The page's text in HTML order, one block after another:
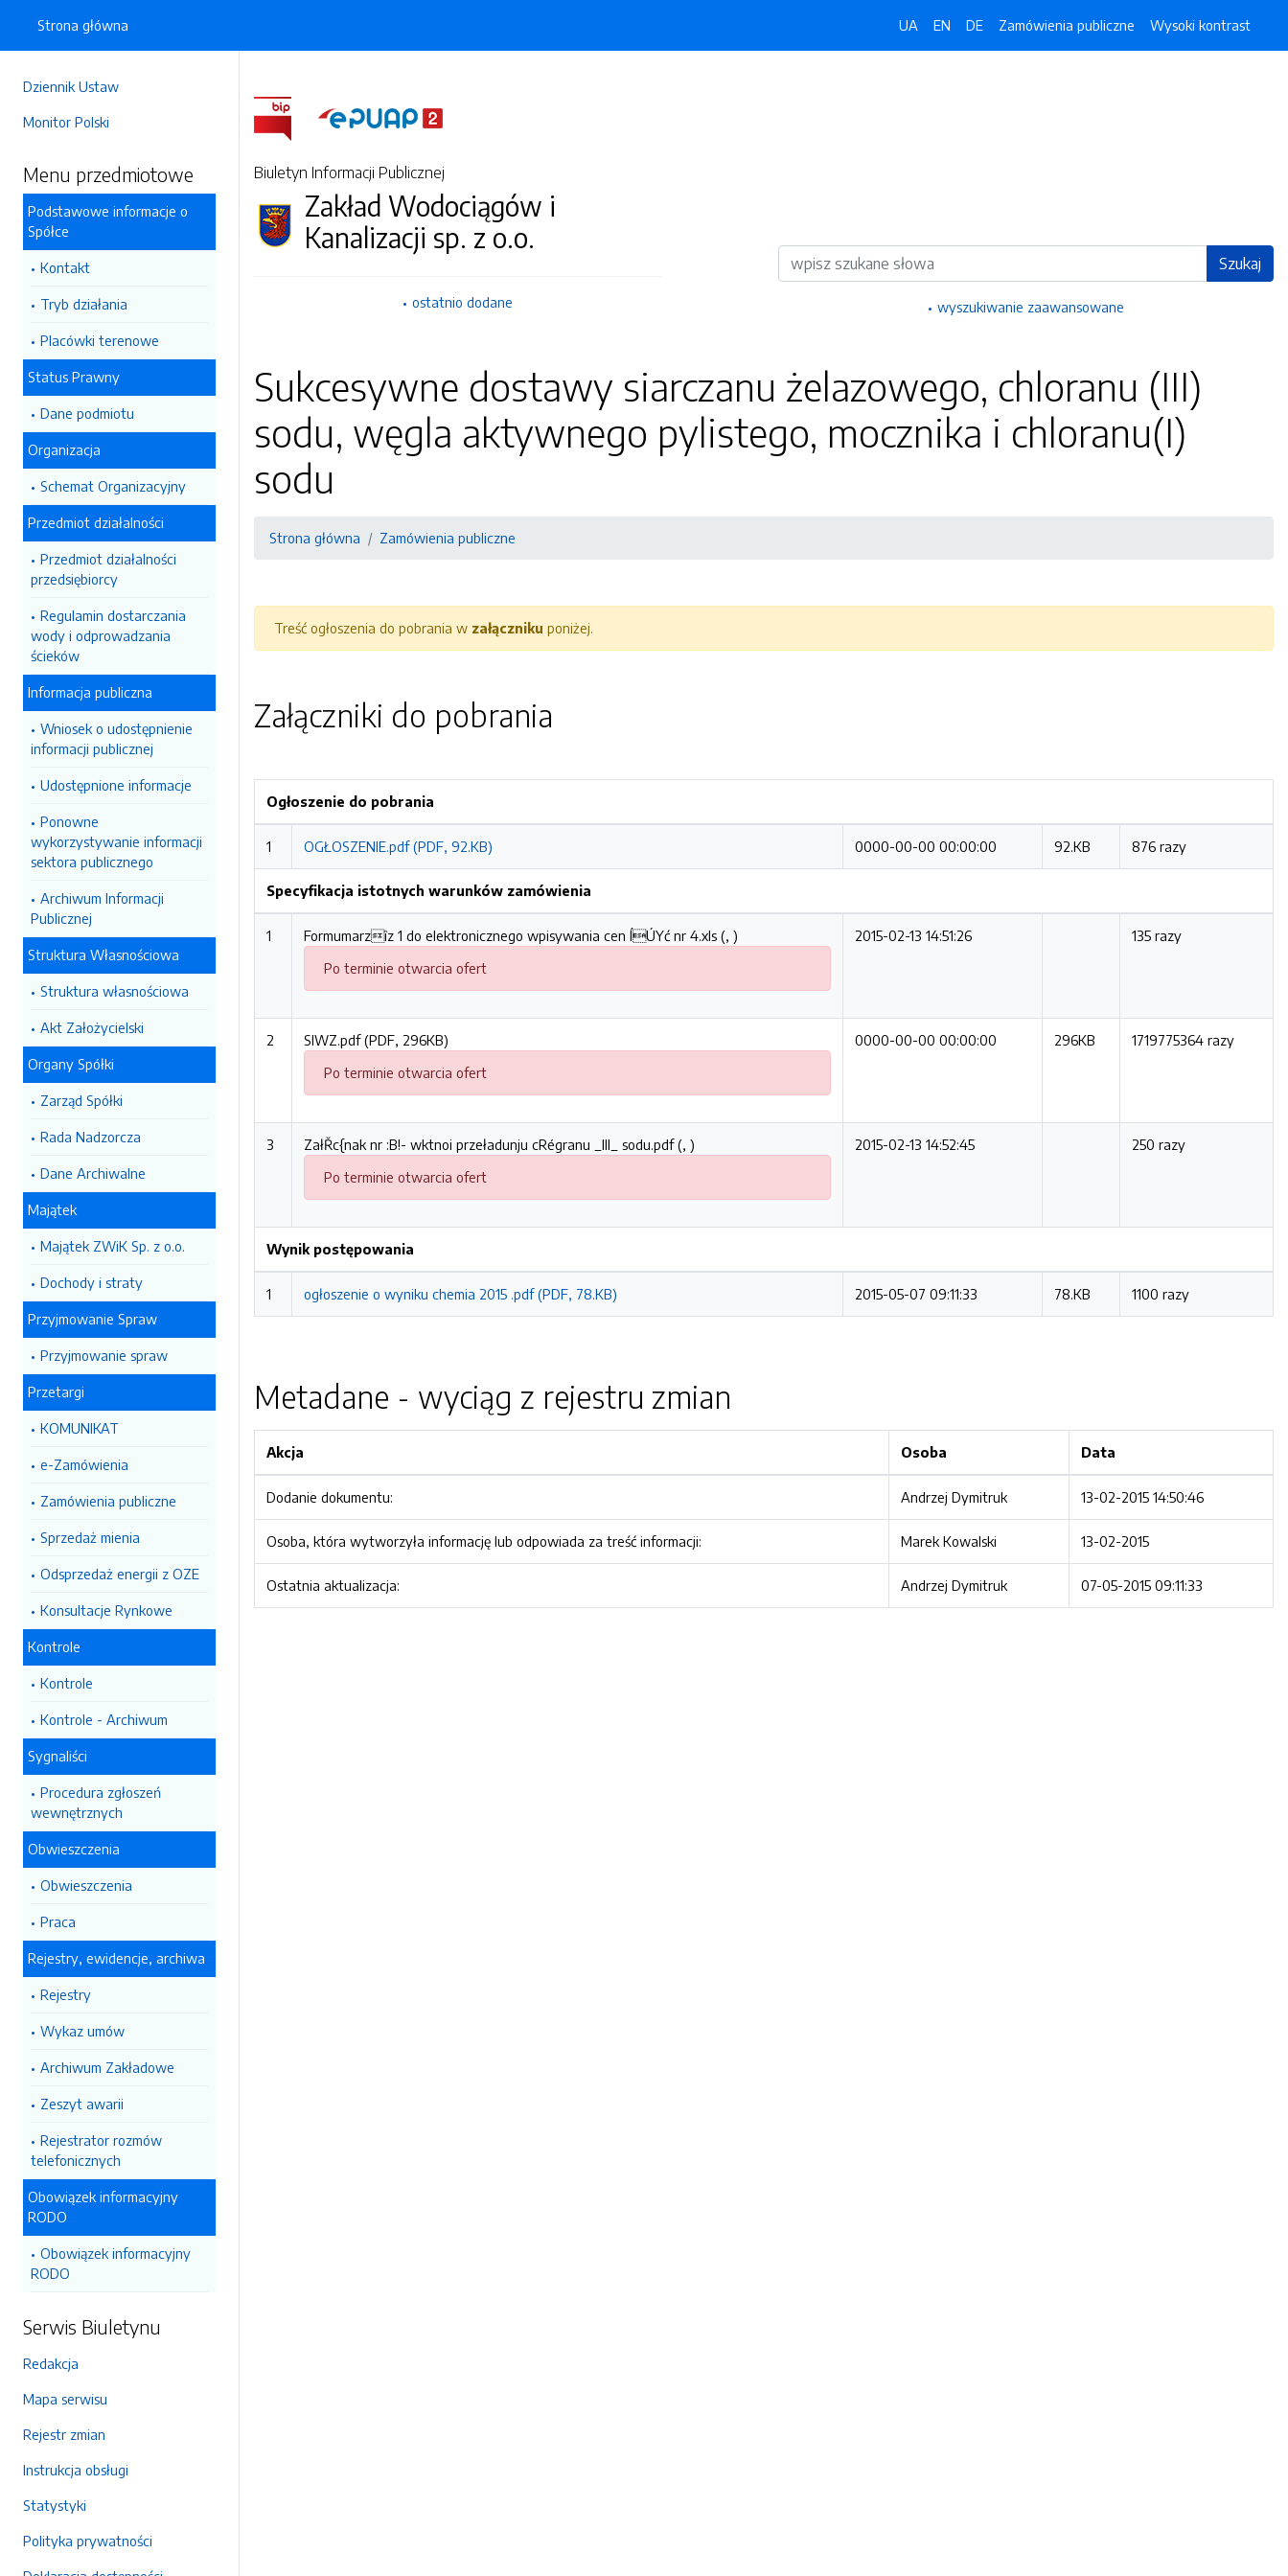
Dziennik Ustaw
Monitor Polski
Menu przedmiotowe
Podstawowe informacje o
Spółce
Kontakt
Tryb działania
Placówki terenowe
Status Prawny
Dane podmiotu
Organizacja
Schemat Organizacyjny
Przedmiot działalności
Przedmiot działalności
przedsiębiorcy
Regulamin dostarczania
wody i odprowadzania
ścieków
Informacja publiczna
Wniosek o udostępnienie
informacji publicznej
Udostępnione informacje
Ponowne
wykorzystywanie informacji
sektora publicznego
Archiwum Informacji
Publicznej
Struktura Własnościowa
Struktura własnościowa
Akt Założycielski
Organy Spółki
Zarząd Spółki
Rada Nadzorcza
Dane Archiwalne
Majątek
Majątek ZWiK Sp. z o.o.
Dochody i straty
Przyjmowanie Spraw
Przyjmowanie spraw
Przetargi
KOMUNIKAT
e-Zamówienia
Zamówienia publiczne
Sprzedaż mienia
Odsprzedaż energii z OZE
Konsultacje Rynkowe
Kontrole
Kontrole
Kontrole - Archiwum
Sygnaliści
Procedura zgłoszeń
wewnętrznych
Obwieszczenia
Obwieszczenia
Praca
Rejestry, ewidencje, archiwa
Rejestry
Wykaz umów
Archiwum Zakładowe
Zeszyt awarii
Rejestrator rozmów
telefonicznych
Obowiązek informacyjny
RODO
Obowiązek informacyjny
RODO
Serwis Biuletynu
Redakcja
Mapa serwisu
Rejestr zmian
Instrukcja obsługi
Statystyki
Polityka prywatności
Strona główna UA EN DE Zamówienia publiczne Wysoki kontrast
Biuletyn Informacji Publicznej
Zakład Wodociągów i
Kanalizacji sp. z o.o.
ostatnio dodane
Wyszukiwarka Szukaj
wyszukiwanie zaawansowane
Sukcesywne dostawy siarczanu żelazowego, chloranu (III)
sodu, węgla aktywnego pylistego, mocznika i chloranu(I)
sodu
Strona główna Zamówienia publiczne
Treść ogłoszenia do pobrania w załączniku poniżej.
Załączniki do pobrania
Ogłoszenie do pobrania
1 OGŁOSZENIE.pdf (PDF, 92.KB) 0000-00-00 00:00:00 92.KB 876 razy
Specyfikacja istotnych warunków zamówienia
1
Formumarzîz 1 do elektronicznego wpisywania cen ÍÚYć nr 4.xls (, )
Po terminie otwarcia ofert
2015-02-13 14:51:26 135 razy
2
SIWZ.pdf (PDF, 296KB)
Po terminie otwarcia ofert
0000-00-00 00:00:00 296KB 1719775364 razy
3
ZałŘc{nak nr :B!- wktnoi przeładunju cRégranu _III_ sodu.pdf (, )
Po terminie otwarcia ofert
2015-02-13 14:52:45 250 razy
Wynik postępowania
1 ogłoszenie o wyniku chemia 2015 .pdf (PDF, 78.KB) 2015-05-07 09:11:33 78.KB 1100 razy
Metadane - wyciąg z rejestru zmian
Akcja Osoba Data
Dodanie dokumentu: Andrzej Dymitruk 13-02-2015 14:50:46
Osoba, która wytworzyła informację lub odpowiada za treść informacji: Marek Kowalski 13-02-2015
Ostatnia aktualizacja: Andrzej Dymitruk 07-05-2015 09:11:33